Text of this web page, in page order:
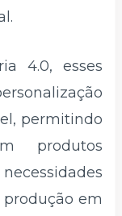
4.0, esses
permitindo
produtos
em